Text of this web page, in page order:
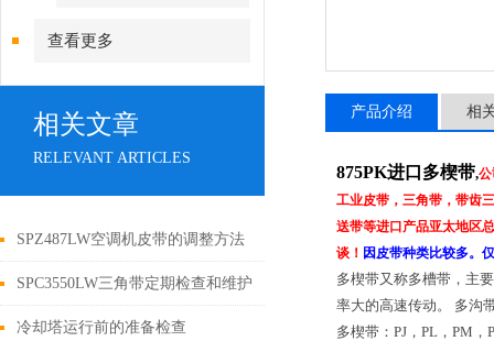
查看更多
相关文章
RELEVANT ARTICLES
SPZ487LW空调机皮带的调整方法
SPC3550LW三角带定期检查和维护
的详细方法
冷却塔运行前的准备检查
产品介绍 相
875PK进口多楔带,
工业皮带，三角带，带齿
送带等进口产品亚太地区
谈！ 因皮带种类比较多。
多楔带又称多槽带，主
率大的高速传动。 多沟
多楔带：PJ，PL，PM